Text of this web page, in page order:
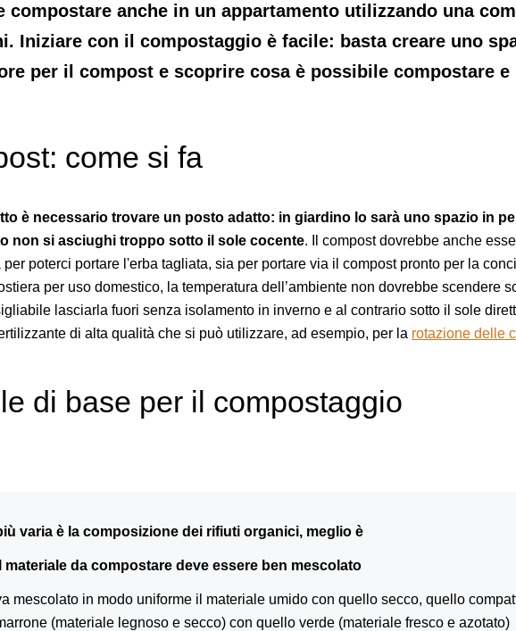
compostare anche in un appartamento utilizzando una
Iniziare con il compostaggio è facile: basta creare uno
per il compost e scoprire cosa è possibile compostare e
come si fa
è necessario trovare un posto adatto: in giardino lo sarà uno spazio in
non si asciughi troppo sotto il sole cocente. Il compost dovrebbe anche
per poterci portare l'erba tagliata, sia per portare via il compost pronto per la
per uso domestico, la temperatura dell’ambiente non dovrebbe scendere
lasciarla fuori senza isolamento in inverno e al contrario sotto il sole
di alta qualità che si può utilizzare, ad esempio, per la rotazione delle
di base per il compostaggio
varia è la composizione dei rifiuti organici, meglio è
materiale da compostare deve essere ben mescolato
mescolato in modo uniforme il materiale umido con quello secco, quello
(materiale legnoso e secco) con quello verde (materiale fresco e azotato)